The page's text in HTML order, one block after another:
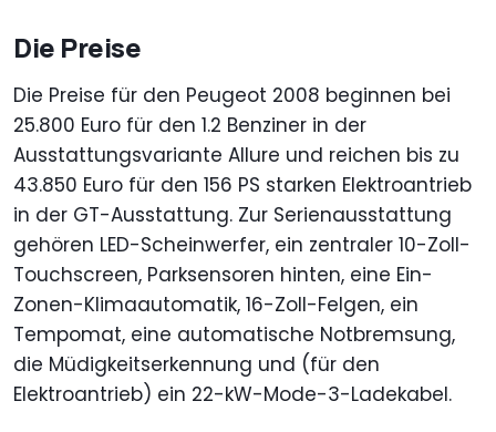
Die Preise
Die Preise für den Peugeot 2008 beginnen bei
25.800 Euro für den 1.2 Benziner in der
Ausstattungsvariante Allure und reichen bis zu
43.850 Euro für den 156 PS starken Elektroantrieb
in der GT-Ausstattung. Zur Serienausstattung
gehören LED-Scheinwerfer, ein zentraler 10-Zoll-
Touchscreen, Parksensoren hinten, eine Ein-
Zonen-Klimaautomatik, 16-Zoll-Felgen, ein
Tempomat, eine automatische Notbremsung,
die Müdigkeitserkennung und (für den
Elektroantrieb) ein 22-kW-Mode-3-Ladekabel.